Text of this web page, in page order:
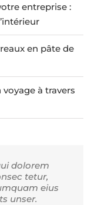
entreprise :
en pâte de
à travers
dolorem
tetur,
eius
unser.